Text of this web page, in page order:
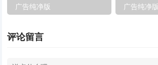
广告纯净版
广告纯净版
评论留言